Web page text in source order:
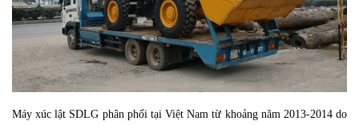
Máy xúc lật SDLG phân phối tại Việt Nam từ khoảng năm 2013-2014 do